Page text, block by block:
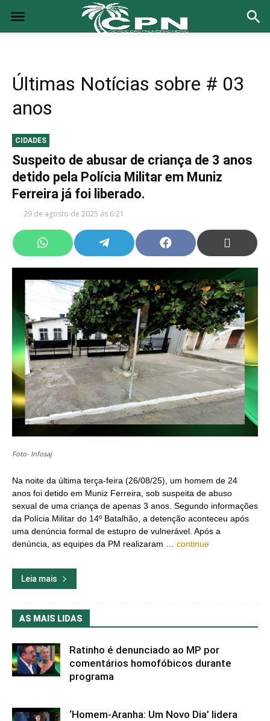
Últimas Notícias sobre # 03
anos
CIDADES
Suspeito de abusar de criança de 3 anos
detido pela Polícia Militar em Muniz
Ferreira já foi liberado.
29 de agosto de 2025 às 6:21
Share
on
Share
on
Share
on
Share
on
(Twitter)
Foto- Infosaj
Na noite da última terça-feira (26/08/25), um homem de 24
anos foi detido em Muniz Ferreira, sob suspeita de abuso
sexual de uma criança de apenas 3 anos. Segundo informações
da Polícia Militar do 14º Batalhão, a detenção aconteceu após
uma denúncia formal de estupro de vulnerável. Após a
denúncia, as equipes da PM realizaram … continue
Leia mais
AS MAIS LIDAS
Ratinho é denunciado ao MP por
comentários homofóbicos durante
programa
‘Homem-Aranha: Um Novo Dia’ lidera